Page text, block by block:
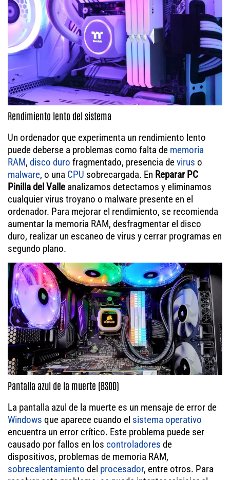
Rendimiento lento del sistema
Un ordenador que experimenta un rendimiento lento
puede deberse a problemas como falta de memoria
RAM, disco duro fragmentado, presencia devirus o
malware, o una CPU sobrecargada. En Reparar PC
Pinilla del Valle analizamos detectamos y eliminamos
cualquier virus troyano o malware presente en el
ordenador. Para mejorar el rendimiento, se recomienda
aumentar la memoria RAM, desfragmentar el disco
duro, realizar un escaneo de virus y cerrar programas en
segundo plano.
Pantalla azul de la muerte (BSOD)
La pantalla azul de la muerte es un mensaje de error de
Windows que aparece cuando el sistema operativo
encuentra un error crítico. Este problema puede ser
causado por fallos en los controladores de
dispositivos, problemas de memoria RAM,
sobrecalentamiento del procesador, entre otros. Para